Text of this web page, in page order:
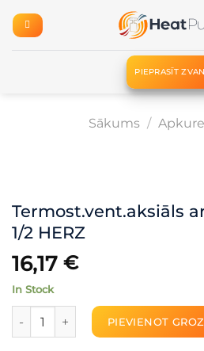
content
PIEPRASĪT
Sākums /
Termost.vent.aksiāls
1/2 HERZ
16,17 €
In Stock
Termost.vent.aksiāls ar zemu
PIEVIENOT